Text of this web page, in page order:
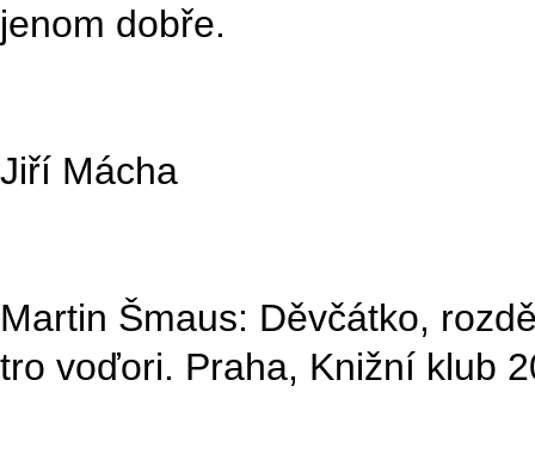
jenom dobře.
Jiří Mácha
Martin Šmaus: Děvčátko,
tro voďori. Praha, Knižní klub